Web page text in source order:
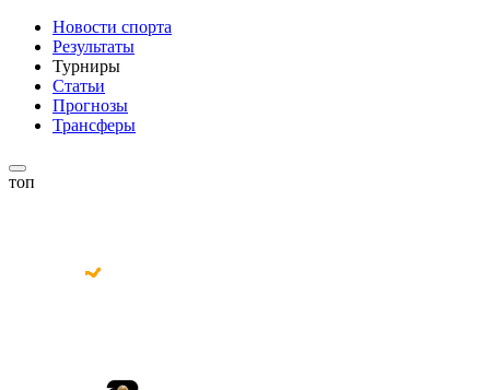
Новости спорта
Результаты
Турниры
Статьи
Прогнозы
Трансферы
топ